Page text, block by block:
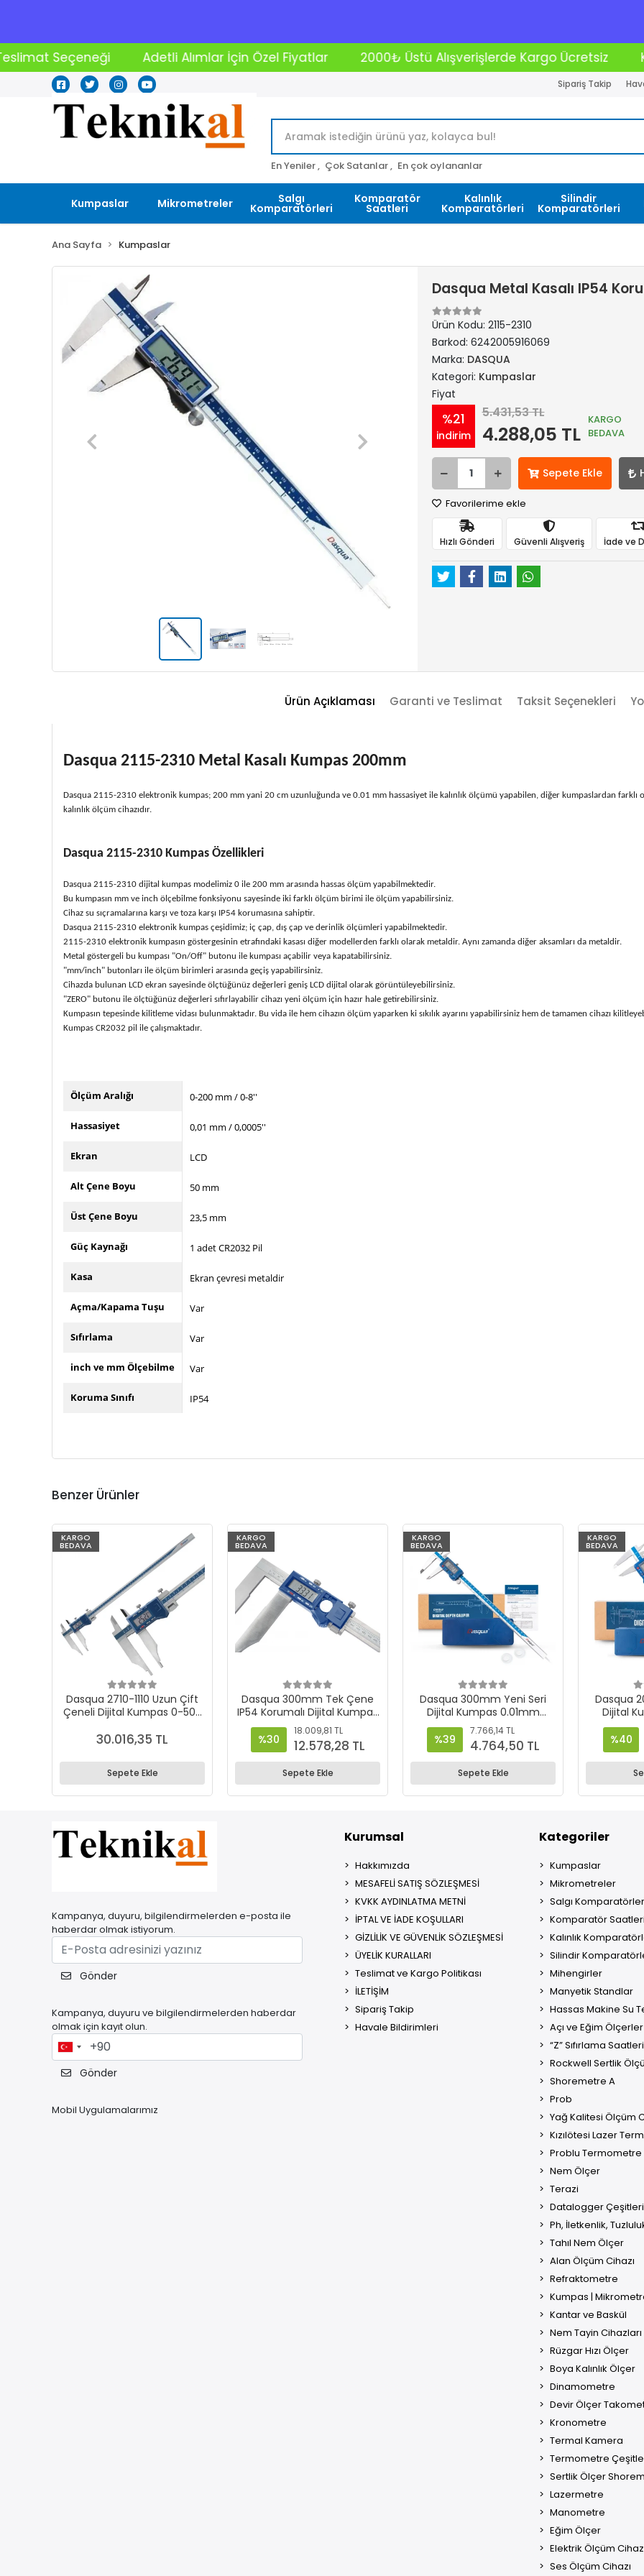
Alımlar İçin Özel Fiyatlar 2000₺ Üstü Alışverişlerde Kargo Ücretsiz Kredi Kartına 12 Taksit
Sipariş Takip
En Yeniler , Çok Satanlar , En çok oylananlar
Kumpaslar Mikrometreler Salgı
Komparatörleri
Komparatör
Saatleri
Kalınlık
Komparatörleri
Silindir
Komparatörleri
Ana Sayfa Kumpaslar
Dasqua Metal Kasalı IP54
Ürün Kodu: 2115-2310
Barkod: 6242005916069
Marka: DASQUA
Kategori: Kumpaslar
Fiyat
%21
indirim
5.431,53 TL
4.288,05 TL
KARGO
BEDAVA
Sepete Ekle
Favorilerime ekle
Hızlı Gönderi Güvenli Alışveriş İade ve
Ürün Açıklaması Garanti ve Teslimat Taksit Seçenekleri
Dasqua 2115-2310 Metal Kasalı Kumpas 200mm
Dasqua 2115-2310 elektronik kumpas; 200 mm yani 20 cm uzunluğunda ve 0.01 mm hassasiyet ile kalınlık ölçümü yapabilen, diğer kumpaslardan
kalınlık ölçüm cihazıdır.
Dasqua 2115-2310 Kumpas Özellikleri
Dasqua 2115-2310 dijital kumpas modelimiz 0 ile 200 mm arasında hassas ölçüm yapabilmektedir.
Bu kumpasın mm ve inch ölçebilme fonksiyonu sayesinde iki farklı ölçüm birimi ile ölçüm yapabilirsiniz.
Cihaz su sıçramalarına karşı ve toza karşı IP54 korumasına sahiptir.
Dasqua 2115-2310 elektronik kumpas çeşidimiz; iç çap, dış çap ve derinlik ölçümleri yapabilmektedir.
2115-2310 elektronik kumpasın göstergesinin etrafındaki kasası diğer modellerden farklı olarak metaldir. Aynı zamanda diğer aksamları da metaldir.
Metal göstergeli bu kumpası "On/Off" butonu ile kumpası açabilir veya kapatabilirsiniz.
"mm/inch" butonları ile ölçüm birimleri arasında geçiş yapabilirsiniz.
Cihazda bulunan LCD ekran sayesinde ölçtüğünüz değerleri geniş LCD dijital olarak görüntüleyebilirsiniz.
"ZERO" butonu ile ölçtüğünüz değerleri sıfırlayabilir cihazı yeni ölçüm için hazır hale getirebilirsiniz.
Kumpasın tepesinde kilitleme vidası bulunmaktadır. Bu vida ile hem cihazın ölçüm yaparken ki sıkılık ayarını yapabilirsiniz hem de tamamen cihazı
Kumpas CR2032 pil ile çalışmaktadır.
Ölçüm Aralığı 0-200 mm / 0-8''
Hassasiyet 0,01 mm / 0,0005''
Ekran LCD
Alt Çene Boyu 50 mm
Üst Çene Boyu 23,5 mm
Güç Kaynağı 1 adet CR2032 Pil
Kasa Ekran çevresi metaldir
Açma/Kapama Tuşu Var
Sıfırlama Var
inch ve mm Ölçebilme Var
Koruma Sınıfı IP54
Benzer Ürünler
KARGO
BEDAVA
Dasqua 2710-1110 Uzun Çift
Çeneli Dijital Kumpas 0-500
30.016,35 TL
Sepete Ekle
KARGO
BEDAVA
Dasqua 300mm Tek Çene
IP54 Korumalı Dijital Kumpas
– 0.01 mm Hassasiyet -
2220-8105
%30
18.009,81 TL
12.578,28 TL
Sepete Ekle
KARGO
BEDAVA
Dasqua 300mm Yeni Seri
Dijital Kumpas 0.01mm
Hassasiyet – 2000-2015
%39
7.766,14 TL
4.764,50 TL
Sepete Ekle
KARGO
BEDAVA
Dasqua
Dijital
%40
Kampanya, duyuru, bilgilendirmelerden e-posta ile
haberdar olmak istiyorum.
Gönder
Kampanya, duyuru ve bilgilendirmelerden haberdar
olmak için kayıt olun.
Gönder
Mobil Uygulamalarımız
Kurumsal
Hakkımızda
MESAFELİ SATIŞ SÖZLEŞMESİ
KVKK AYDINLATMA METNİ
İPTAL VE İADE KOŞULLARI
GİZLİLİK VE GÜVENLİK SÖZLEŞMESİ
ÜYELİK KURALLARI
Teslimat ve Kargo Politikası
İLETİŞİM
Sipariş Takip
Havale Bildirimleri
Kategoriler
Kumpaslar
Mikrometreler
Salgı
Komparatör Saatleri
Kalınlık
Silindir
Mihengirler
Manyetik Standlar
Hassas Makine Su
Açı ve Eğim Ölçerler
“Z” Sıfırlama Saatleri
Rockwell Sertlik
Shoremetre A
Prob
Yağ Kalitesi Ölçüm
Kızılötesi Lazer
Problu Termometre
Nem Ölçer
Terazi
Datalogger Çeşitleri
Ph, İletkenlik,
Tahıl Nem Ölçer
Alan Ölçüm Cihazı
Refraktometre
Kumpas |
Kantar ve Baskül
Nem Tayin Cihazları
Rüzgar Hızı Ölçer
Boya Kalınlık Ölçer
Dinamometre
Devir Ölçer
Kronometre
Termal Kamera
Termometre
Sertlik Ölçer
Lazermetre
Manometre
Eğim Ölçer
Elektrik Ölçüm
Ses Ölçüm Cihazı